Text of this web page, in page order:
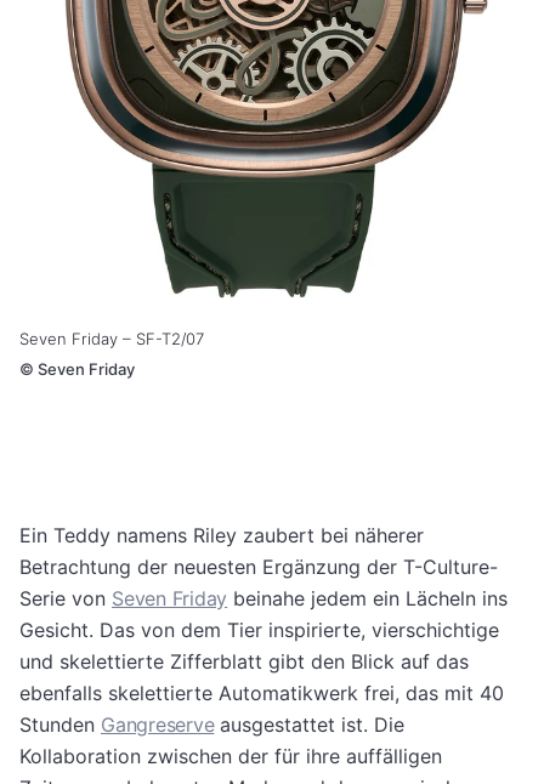
Seven Friday – SF-T2/07
© Seven Friday
Ein Teddy namens Riley zaubert bei näherer
Betrachtung der neuesten Ergänzung der T-Culture-
Serie von Seven Friday beinahe jedem ein Lächeln ins
Gesicht. Das von dem Tier inspirierte, vierschichtige
und skelettierte Zifferblatt gibt den Blick auf das
ebenfalls skelettierte Automatikwerk frei, das mit 40
Stunden Gangreserveausgestattet ist. Die
Kollaboration zwischen der für ihre auffälligen